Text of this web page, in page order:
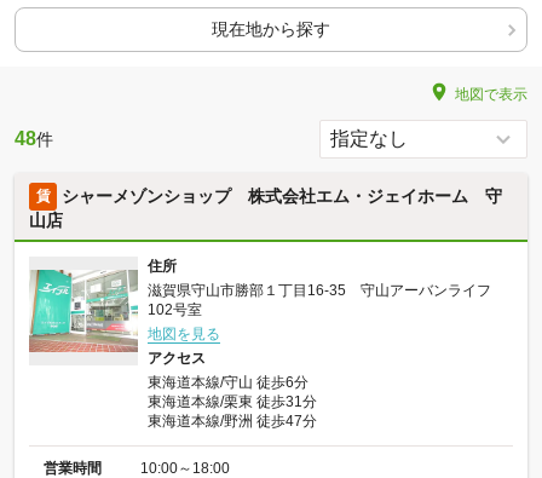
現在地から探す
地図で表示
48件
賃
シャーメゾンショップ 株式会社エム・ジェイホーム 守
山店
住所
滋賀県守山市勝部１丁目16-35 守山アーバンライフ
102号室
地図を見る
アクセス
東海道本線/守山 徒歩6分
東海道本線/栗東 徒歩31分
東海道本線/野洲 徒歩47分
営業時間 10:00～18:00